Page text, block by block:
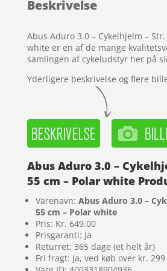
på
mmelser
Beskrivelse
Abus Aduro 3.0 – Cykelhjelm –
white er en af de mange
samlingen af cykeludstyr her på
Yderligere beskrivelse og flere
Abus Aduro 3.0 –
55 cm – Polar white
Varenavn: Abus Aduro 3.0 –
55 cm – Polar white
Pris: Kr. 649.00
Prisgaranti: Ja
Returret: 365 dage (et helt år)
Fri fragt: Ja, ved køb over kr. 299